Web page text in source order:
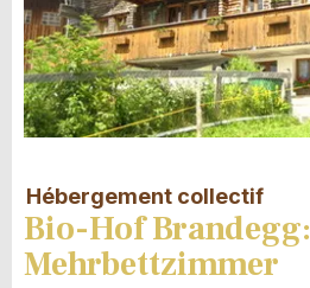
Hébergement collectif
Bio-Hof Brandegg:
Mehrbettzimmer